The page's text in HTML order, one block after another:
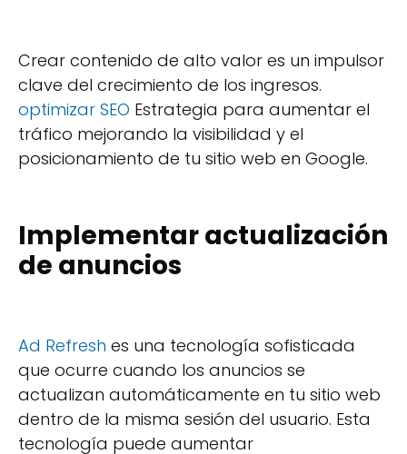
Crear contenido de alto valor es un impulsor
clave del crecimiento de los ingresos.
optimizar SEO Estrategia para aumentar el
tráfico mejorando la visibilidad y el
posicionamiento de tu sitio web en Google.
Implementar actualización
de anuncios
Ad Refresh es una tecnología sofisticada
que ocurre cuando los anuncios se
actualizan automáticamente en tu sitio web
dentro de la misma sesión del usuario. Esta
tecnología puede aumentar